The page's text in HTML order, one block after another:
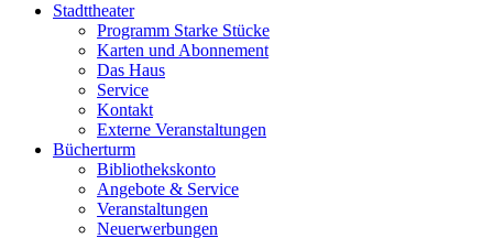
Stadttheater
Programm Starke Stücke
Karten und Abonnement
Das Haus
Service
Kontakt
Externe Veranstaltungen
Bücherturm
Bibliothekskonto
Angebote & Service
Veranstaltungen
Neuerwerbungen